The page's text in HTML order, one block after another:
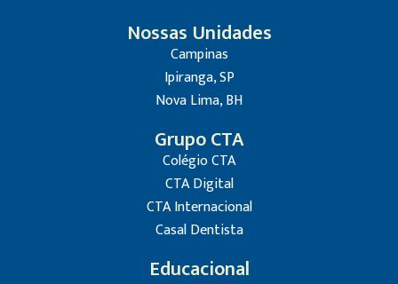
Nossas Unidades
Campinas
Ipiranga, SP
Nova Lima, BH
Grupo CTA
Colégio CTA
CTA Digital
CTA Internacional
Casal Dentista
Educacional